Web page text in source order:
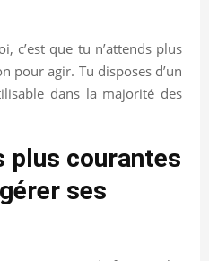
c’est que tu n’attends plus
pour agir. Tu disposes d’un
dans la majorité des
plus courantes
ses